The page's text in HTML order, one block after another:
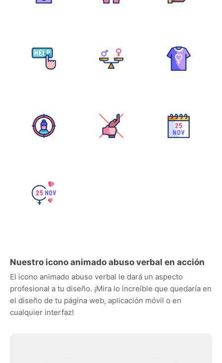
Nuestro icono animado abuso verbal en acción
El icono animado abuso verbal le dará un aspecto
profesional a tu diseño. ¡Mira lo increíble que quedaría en
el diseño de tu página web, aplicación móvil o en
cualquier interfaz!